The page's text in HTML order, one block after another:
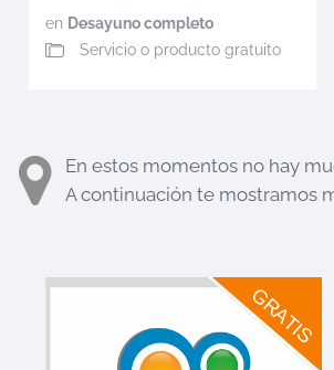
en Desayuno completo
Servicio o producto gratuito
En estos momentos no hay
A continuación te mostramos
GRATIS